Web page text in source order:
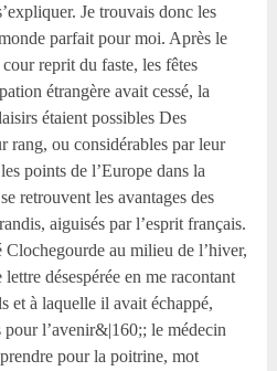
Je trouvais donc les
parfait pour moi. Après le
reprit du faste, les fêtes
étrangère avait cessé, la
étaient possibles Des
rang, ou considérables par leur
points de l’Europe dans la
retrouvent les avantages des
aiguisés par l’esprit français.
au milieu de l’hiver,
désespérée en me racontant
et à laquelle il avait échappé,
pour l’avenir&|160;; le médecin
pour la poitrine, mot